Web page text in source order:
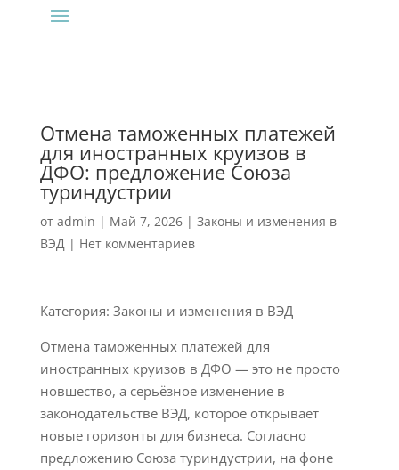
Отмена таможенных платежей
для иностранных круизов в
ДФО: предложение Союза
туриндустрии
от admin | Май 7, 2026| Законы и изменения в
ВЭД| Нет комментариев
Категория: Законы и изменения в ВЭД
Отмена таможенных платежей для
иностранных круизов в ДФО — это не просто
новшество, а серьёзное изменение в
законодательстве ВЭД, которое открывает
новые горизонты для бизнеса. Согласно
предложению Союза туриндустрии, на фоне